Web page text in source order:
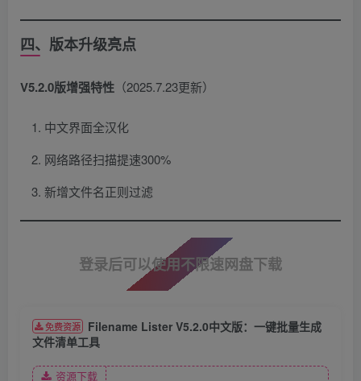
四、版本升级亮点
V5.2.0版增强特性 ​（2025.7.23更新）
中文界面全汉化
网络路径扫描提速300%
新增文件名正则过滤
登录后可以使用不限速网盘下载
免费资源
Filename Lister V5.2.0中文版：一键批量生成
文件清单工具
资源下载